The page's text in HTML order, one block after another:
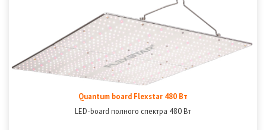
Quantum board Flexstar 480 Вт
LED-board полного спектра 480 Вт